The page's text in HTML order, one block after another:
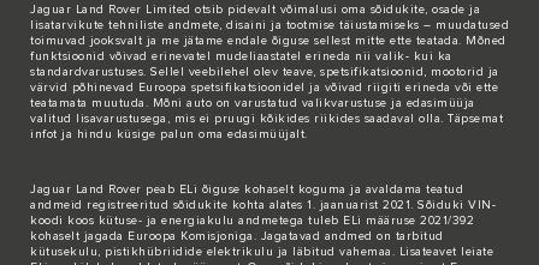
Jaguar Land Rover Limited otsib pidevalt võimalusi oma sõidukite, osade ja
lisatarvikute tehniliste andmete, disaini ja tootmise täiustamiseks – muudatused
toimuvad jooksvalt ja me jätame endale õiguse sellest mitte ette teatada. Mõned
funktsioonid võivad erinevatel mudeliaastatel erineda nii valik- kui ka
standardvarustuses. Sellel veebilehel olev teave, spetsifikatsioonid, mootorid ja
värvid põhinevad Euroopa spetsifikatsioonidel ja võivad riigiti erineda või ette
teatamata muutuda. Mõni auto on varustatud valikvarustuse ja edasimüüja
valitud lisavarustusega, mis ei pruugi kõikides riikides saadaval olla. Täpsemat
infot ja hindu küsige palun oma edasimüüjalt.
Jaguar Land Rover peab ELi õiguse kohaselt koguma ja avaldama teatud
andmeid registreeritud sõidukite kohta alates 1. jaanuarist 2021. Sõiduki VIN-
koodi koos kütuse- ja energiakulu andmetega tuleb ELi määruse 2021/392
kohaselt jagada Euroopa Komisjoniga. Jagatavad andmed on tarbitud
kütusekulu, pistikhübriidide elektrikulu ja läbitud vahemaa. Lisateavet leiate